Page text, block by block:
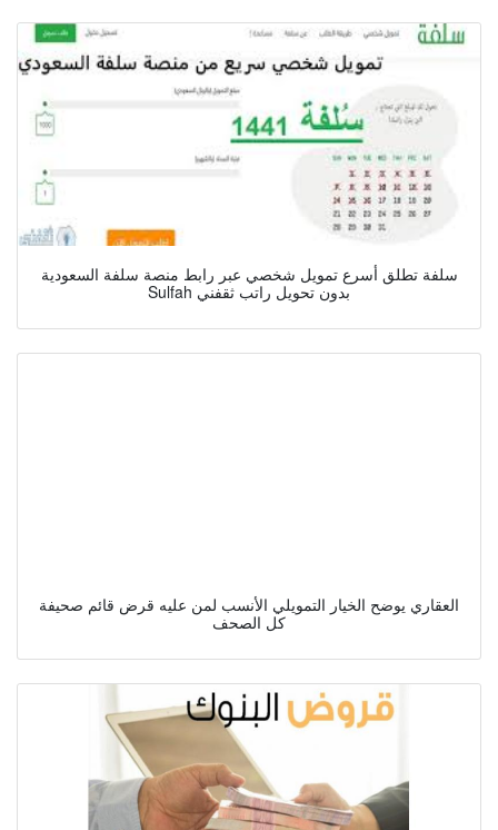
سلفة تطلق أسرع تمويل شخصي عبر رابط منصة سلفة السعودية
Sulfah بدون تحويل راتب ثقفني
العقاري يوضح الخيار التمويلي الأنسب لمن عليه قرض قائم صحيفة
كل الصحف